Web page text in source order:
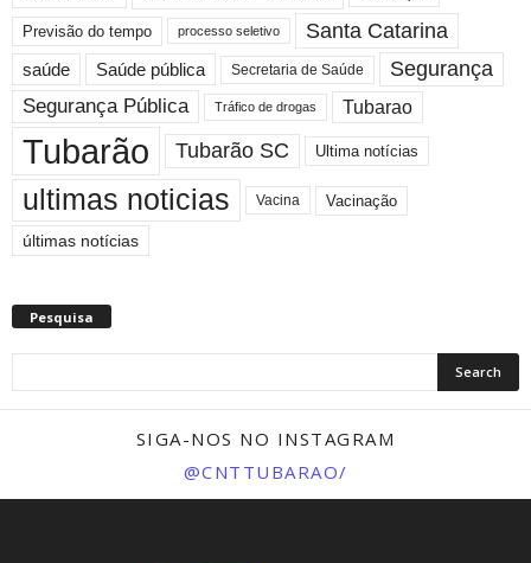
Previsão do tempo processo seletivo Santa Catarina
saúde Saúde pública Secretaria de Saúde Segurança
Segurança Pública Tráfico de drogas Tubarao
Tubarão Tubarão SC Ultima notícias
ultimas noticias Vacina Vacinação
últimas notícias
Pesquisa
SIGA-NOS NO INSTAGRAM
@CNTTUBARAO/